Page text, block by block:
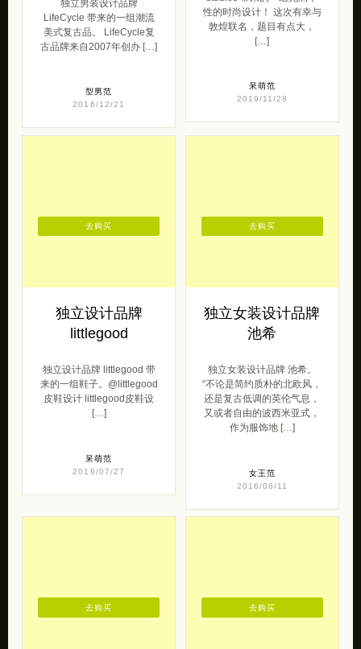
独立男装设计品牌
LifeCycle 带来的一组潮流
美式复古品。 LifeCycle复
古品牌来自2007年创办 […]
型男范
2016/12/21
性的时尚设计！ 这次有幸与
敦煌联名，题目有点大，
[…]
呆萌范
2019/11/28
独立设计品牌
littlegood
独立设计品牌 littlegood 带
来的一组鞋子。@littlegood
皮鞋设计 littlegood皮鞋设
[…]
呆萌范
2016/07/27
去购买
独立女装设计品牌
池希
独立女装设计品牌 池希。
“不论是简约质朴的北欧风，
还是复古低调的英伦气息，
又或者自由的波西米亚式，
作为服饰地 […]
女王范
2016/08/11
去购买
去购买 去购买